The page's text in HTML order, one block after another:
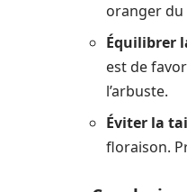
oranger du
Équilibrer
est de
l’arbuste.
Éviter la
floraison.